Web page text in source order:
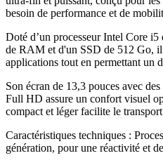
besoin de performance et de
Doté d’un processeur Intel Core
de RAM et d'un SSD de 512 Go,
applications tout en permettant un
Son écran de 13,3 pouces avec
Full HD assure un confort visuel
compact et léger facilite le transport
Caractéristiques techniques :
génération, pour une réactivité et